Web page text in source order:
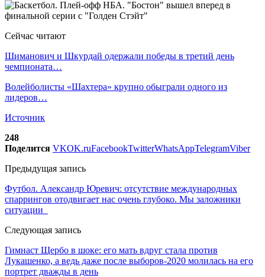
Сейчас читают
Шиманович и Шкурдай одержали победы в третий день
чемпионата…
Волейболисты «Шахтера» крупно обыграли одного из
лидеров…
Источник
248
Поделится VKOK.ruFacebookTwitterWhatsAppTelegramViber
Предыдущая запись
Футбол. Александр Юревич: отсутствие международных
спаррингов отодвигает нас очень глубоко. Мы заложники
ситуации
Следующая запись
Гимнаст Щербо в шоке: его мать вдруг стала против
Лукашенко, а ведь даже после выборов-2020 молилась на его
портрет дважды в день